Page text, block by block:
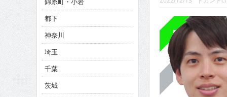
CINEMA×STYLE 293号
CINEMA×STYLE 292号
CINEMA×STYLE 291号
都下
神奈川
埼玉
千葉
茨城